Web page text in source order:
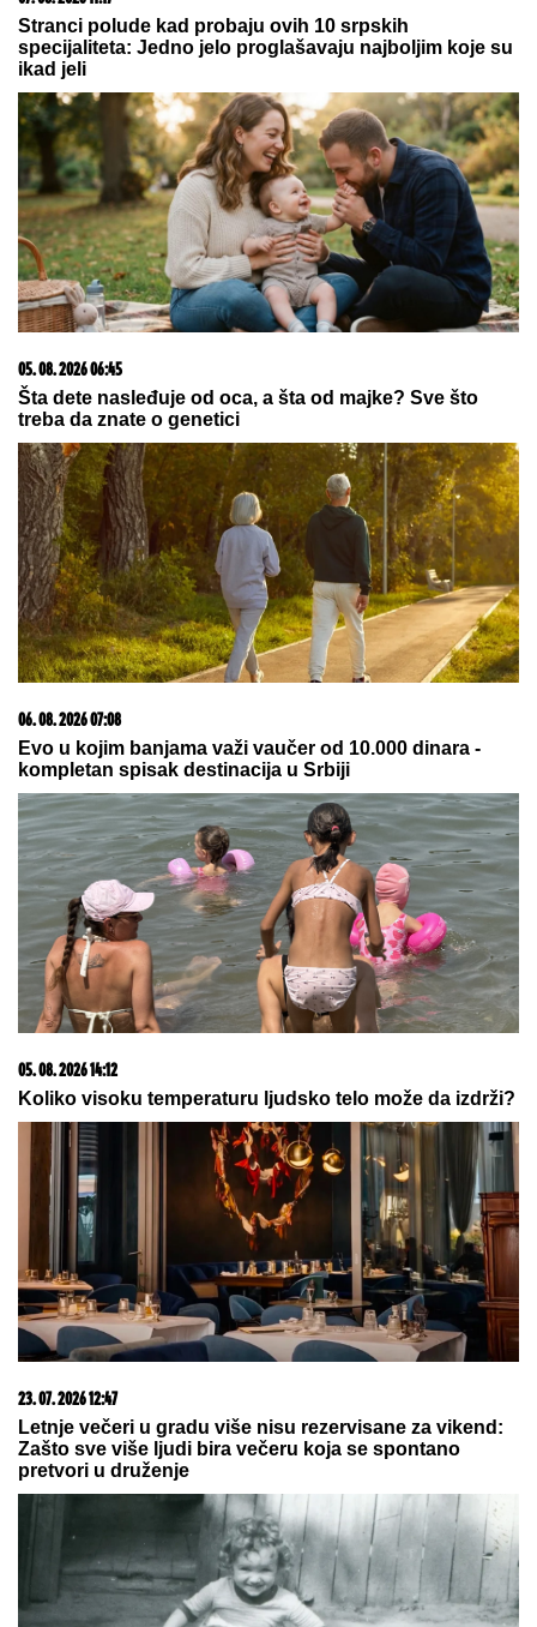
KRADLjIVCI VREBAJU NA
PUMPAMA U BEOGRADU: Apel
oprezu!
by Aklamator
07. 08. 2026 09:47
Čiji hromozom određuje pol deteta? XX rađa se
devojčica, XY rađa se dečak
07. 08. 2026 11:17
Stranci polude kad probaju ovih 10 srpskih
specijaliteta: Jedno jelo proglašavaju najboljim koje su
ikad jeli
05. 08. 2026 06:45
Šta dete nasleđuje od oca, a šta od majke? Sve što
treba da znate o genetici
Evo u kojim banjama važi vaučer od 10.000 dinara -
kompletan spisak destinacija u Srbiji